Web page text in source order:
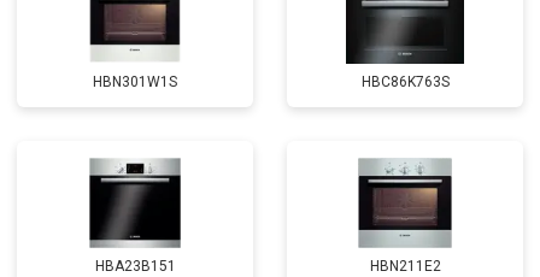
HBN301W1S HBC86K763S
HBA23B151 HBN211E2